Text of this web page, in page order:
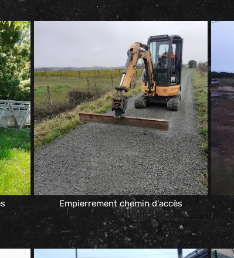
Empierrement chemin d'accès